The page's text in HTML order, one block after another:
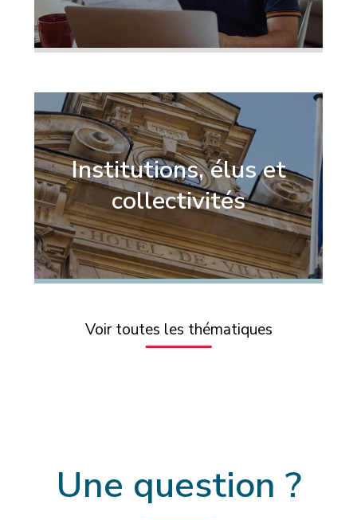
Institutions, élus et
collectivités
Voir toutes les thématiques
Une question ?